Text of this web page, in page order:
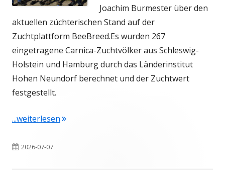
Joachim Burmester über den
aktuellen züchterischen Stand auf der
Zuchtplattform BeeBreed.Es wurden 267
eingetragene Carnica-Zuchtvölker aus Schleswig-
Holstein und Hamburg durch das Länderinstitut
Hohen Neundorf berechnet und der Zuchtwert
festgestellt.
...weiterlesen"Großartige Zuchtergebnisse der NPZ e.V."
Veröffentlicht
2026-07-07